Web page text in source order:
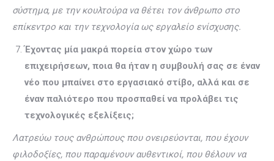
σύστημα, με την κουλτούρα να θέτει τον άνθρωπο στο
επίκεντρο και την τεχνολογία ως εργαλείο ενίσχυσης.
Έχοντας μία μακρά πορεία στον χώρο των
επιχειρήσεων, ποια θα ήταν η συμβουλή σας σε έναν
νέο που μπαίνει στο εργασιακό στίβο, αλλά και σε
έναν παλιότερο που προσπαθεί να προλάβει τις
τεχνολογικές εξελίξεις;
Λατρεύω τους ανθρώπους που ονειρεύονται, που έχουν
φιλοδοξίες, που παραμένουν αυθεντικοί, που θέλουν να